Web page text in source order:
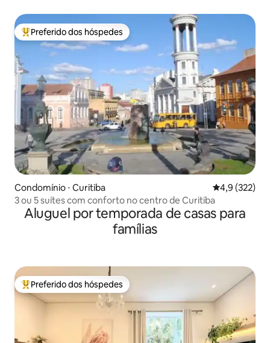
Entre os melhores preferidos dos hóspedes
Preferido dos hóspedes
Condomínio ⋅ Curitiba 4,9 de uma
4,9 (322)
3 ou 5 suítes com conforto no centro de Curitiba
Aluguel por temporada de casas para
famílias
Entre os melhores preferidos dos hóspedes
Preferido dos hóspedes